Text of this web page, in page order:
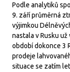
Podle analytiků
9. září průměrná
výjimkou
nastala v Rusku
období dokonce 3
prodeje
situace se zatím